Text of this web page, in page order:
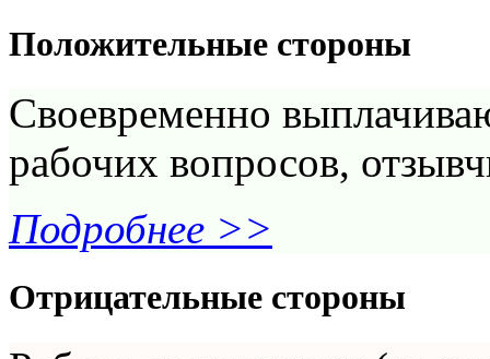
Положительные стороны
Своевременно
рабочих вопросов,
Подробнее >>
Отрицательные стороны